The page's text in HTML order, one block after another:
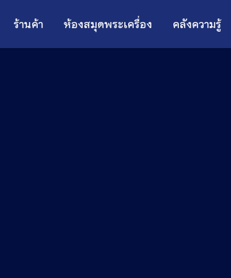
ร้านค้า ห้องสมุดพระเครื่อง คลังความรู้